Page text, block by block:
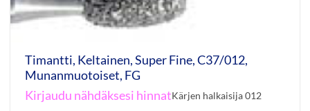
Timantti, Keltainen, Super Fine, C37/012,
Munanmuotoiset, FG
Kirjaudu nähdäksesi hinnatKärjen halkaisija 012